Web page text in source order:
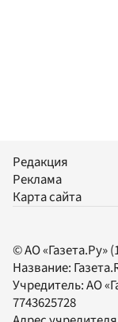
Редакция
Реклама
Карта сайта
© АО «Газета.Ру»
Название:
Учредитель:АО
7743625728